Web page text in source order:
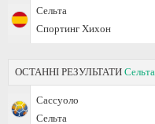
Сельта
Спортинг Хихон
ОСТАННІ РЕЗУЛЬТАТИ Сельта
Сассуоло
Сельта